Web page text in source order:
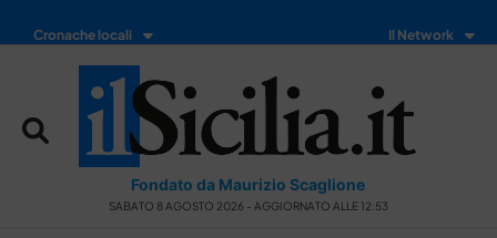
Cronache locali Il Network
Fondato da Maurizio Scaglione
SABATO 8 AGOSTO 2026 - AGGIORNATO ALLE 12:53